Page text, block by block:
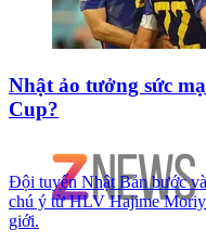
Nhật ảo tưởng sức
Cup?
Đội tuyển Nhật Bản bước
chú ý từ HLV Hajime
giới.